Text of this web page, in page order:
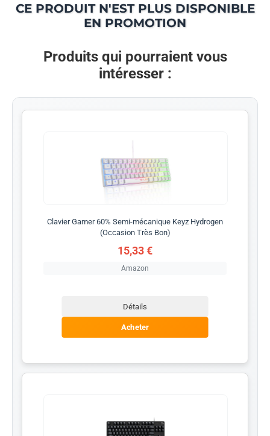
CE PRODUIT N'EST PLUS DISPONIBLE
EN PROMOTION
Produits qui pourraient vous
intéresser :
Clavier Gamer 60% Semi-mécanique Keyz Hydrogen
(Occasion Très Bon)
15,33 €
Amazon
Détails
Acheter